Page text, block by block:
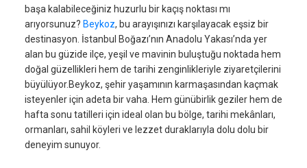
başa kalabileceğiniz huzurlu bir kaçış noktası mı
arıyorsunuz? Beykoz, bu arayışınızı karşılayacak eşsiz bir
destinasyon. İstanbul Boğazı’nın Anadolu Yakası’nda yer
alan bu güzide ilçe, yeşil ve mavinin buluştuğu noktada hem
doğal güzellikleri hem de tarihi zenginlikleriyle ziyaretçilerini
büyülüyor.Beykoz, şehir yaşamının karmaşasından kaçmak
isteyenler için adeta bir vaha. Hem günübirlik geziler hem de
hafta sonu tatilleri için ideal olan bu bölge, tarihi mekânları,
ormanları, sahil köyleri ve lezzet duraklarıyla dolu dolu bir
deneyim sunuyor.